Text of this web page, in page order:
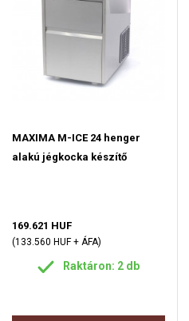
MAXIMA M-ICE 24 henger
alakú jégkocka készítő
169.621 HUF
(133.560 HUF + ÁFA)
Raktáron: 2 db